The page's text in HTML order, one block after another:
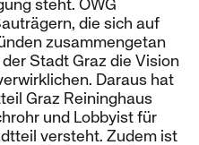
steht. ÖWG
die sich auf
zusammengetan
Stadt Graz die Vision
Daraus hat
Graz Reininghaus
und Lobbyist für
versteht. Zudem ist